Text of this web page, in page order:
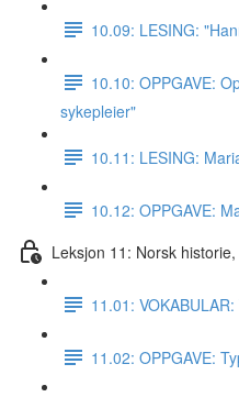
10.09: LESING:
10.10: OPPGAVE:
sykepleier"
10.11: LESING:
10.12: OPPGAVE:
Leksjon 11: Norsk
11.01:
11.02: OPPGAVE: